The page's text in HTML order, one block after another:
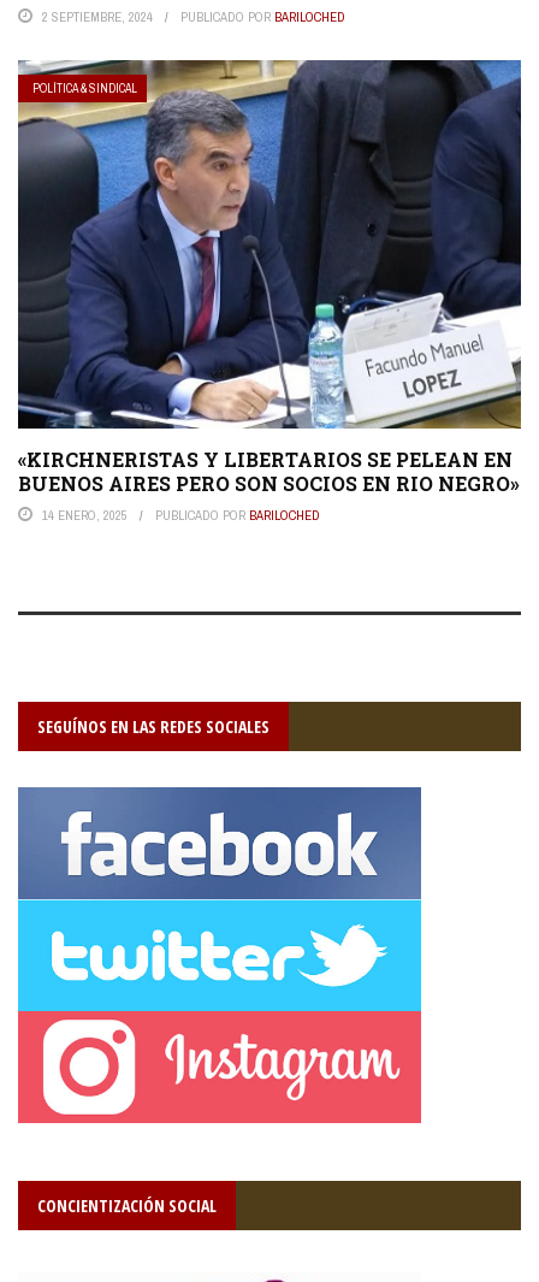
2 SEPTIEMBRE, 2024 PUBLICADO POR BARILOCHED
POLÍTICA & SINDICAL
«KIRCHNERISTAS Y LIBERTARIOS SE PELEAN EN
BUENOS AIRES PERO SON SOCIOS EN RIO NEGRO»
14 ENERO, 2025 PUBLICADO POR BARILOCHED
SEGUÍNOS EN LAS REDES SOCIALES
CONCIENTIZACIÓN SOCIAL